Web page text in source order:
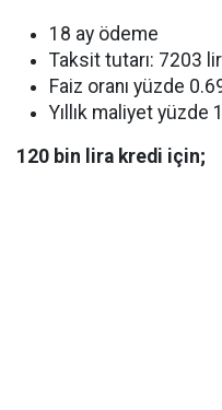
18 ay ödeme
Taksit tutarı: 7203
Faiz oranı yüzde
Yıllık maliyet yüzde
120 bin lira kredi için;